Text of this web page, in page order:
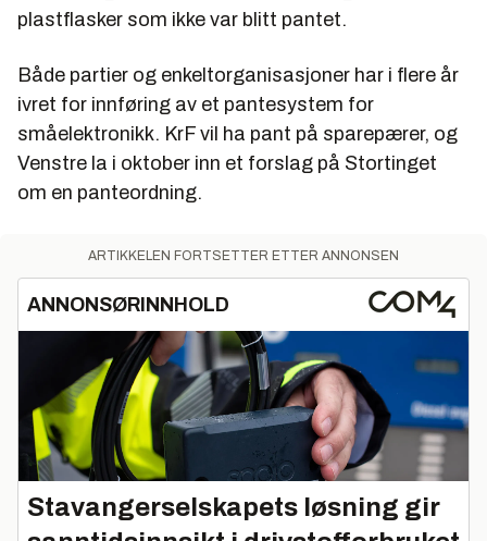
plastflasker som ikke var blitt pantet.
Både partier og enkeltorganisasjoner har i flere år
ivret for innføring av et pantesystem for
småelektronikk. KrF vil ha pant på sparepærer, og
Venstre la i oktober inn et forslag på Stortinget
om en panteordning.
ARTIKKELEN FORTSETTER ETTER ANNONSEN
ANNONSØRINNHOLD
Stavangerselskapets løsning gir